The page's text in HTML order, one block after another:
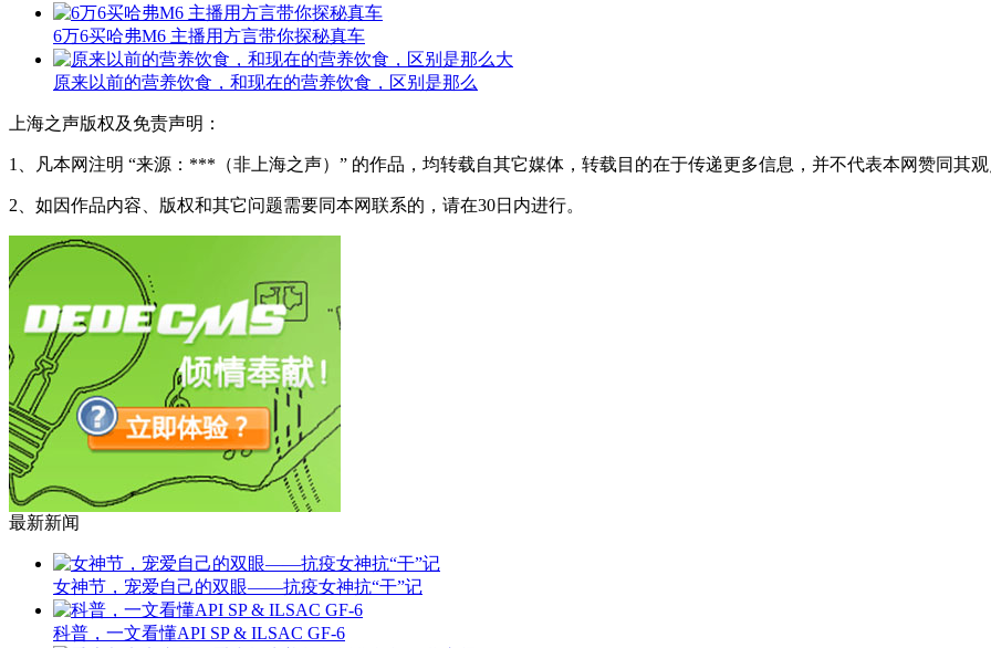
6万6买哈弗M6 主播用方言带你探秘真车
原来以前的营养饮食，和现在的营养饮食，区别是那么
上海之声版权及免责声明：
1、凡本网注明 “来源：***（非上海之声）” 的作品，均转载自其它媒体，转载目的在于传递更多信息，并不代表本网赞同其
2、如因作品内容、版权和其它问题需要同本网联系的，请在30日内进行。
最新新闻
女神节，宠爱自己的双眼——抗疫女神抗“干”记
科普，一文看懂API SP & ILSAC GF-6